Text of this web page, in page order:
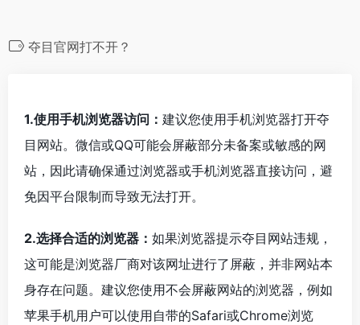
夺目官网打不开？
1.使用手机浏览器访问： 建议您使用手机浏览器打开夺
目网站。微信或QQ可能会屏蔽部分未备案或敏感的网
站，因此请确保通过浏览器或手机浏览器直接访问，避
免因平台限制而导致无法打开。
2.选择合适的浏览器： 如果浏览器提示夺目网站违规，
这可能是浏览器厂商对该网址进行了屏蔽，并非网站本
身存在问题。建议您使用不会屏蔽网站的浏览器，例如
苹果手机用户可以使用自带的Safari或Chrome浏览